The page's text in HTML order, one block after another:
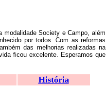
modalidade Society e Campo, além
por todos. Com as reformas
das melhorias realizadas na
ficou excelente. Esperamos que
História